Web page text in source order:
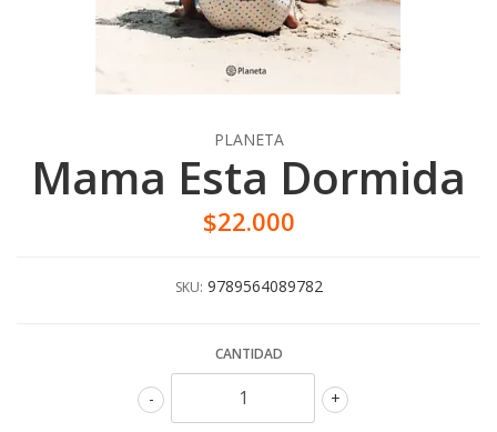
PLANETA
Mama Esta Dormida
$22.000
SKU: 9789564089782
CANTIDAD
+
-